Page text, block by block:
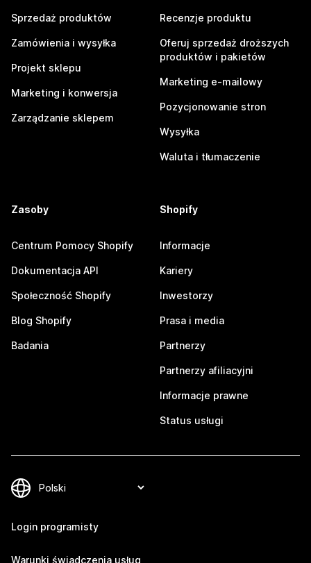
Sprzedaż produktów
Zamówienia i wysyłka
Projekt sklepu
Marketing i konwersja
Zarządzanie sklepem
Recenzje produktu
Oferuj sprzedaż droższych
produktów i pakietów
Marketing e-mailowy
Pozycjonowanie stron
Wysyłka
Waluta i tłumaczenie
Zasoby
Centrum Pomocy Shopify
Dokumentacja API
Społeczność Shopify
Blog Shopify
Badania
Shopify
Informacje
Kariery
Inwestorzy
Prasa i media
Partnerzy
Partnerzy afiliacyjni
Informacje prawne
Status usługi
Login programisty
Warunki świadczenia usług